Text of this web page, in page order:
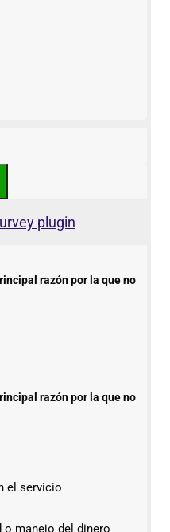
plugin
razón por la que no
razón por la que no
el servicio
o manejo del dinero